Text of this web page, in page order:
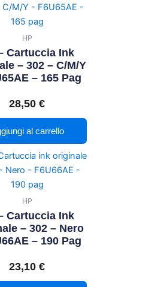
HP
Cartuccia Ink
– 302 – C/M/Y
– 165 Pag
28,50 €
al carrello
HP
Cartuccia Ink
– 302 – Nero
– 190 Pag
23,10 €